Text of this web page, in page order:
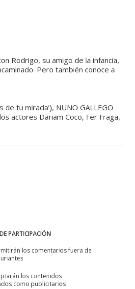
Rodrigo, su amigo de la infancia,
Pero también conoce a
de tu mirada’), NUNO GALLEGO
actores Dariam Coco, Fer Fraga,
PARTICIPACIÓN
los comentarios fuera de
los contenidos
como publicitarios